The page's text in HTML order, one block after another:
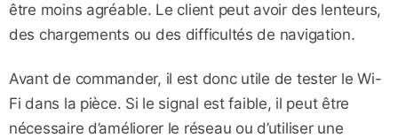
être moins agréable. Le client peut avoir des lenteurs,
des chargements ou des difficultés de navigation.
Avant de commander, il est donc utile de tester le Wi-
Fi dans la pièce. Si le signal est faible, il peut être
nécessaire d’améliorer le réseau ou d’utiliser une